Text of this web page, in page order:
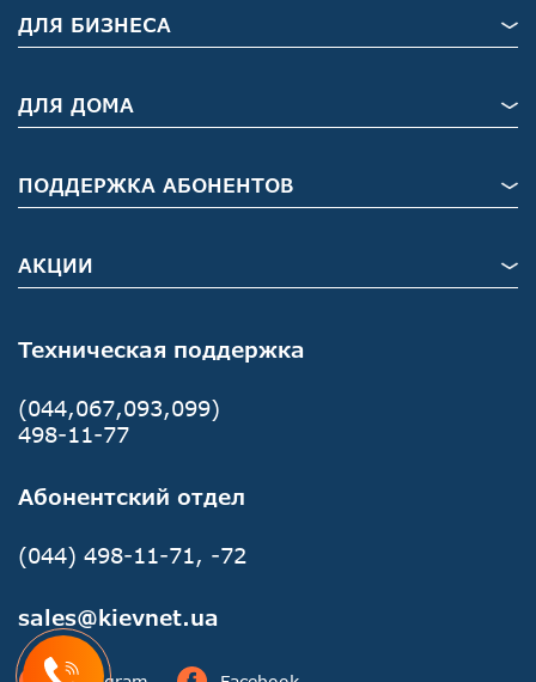
Техническая поддержка
(044,067,093,099)
498-11-77
Абонентский отдел
(044) 498-11-71, -72
sales@kievnet.ua
ДЛЯ БИЗНЕСА
ДЛЯ ДОМА
ПОДДЕРЖКА АБОНЕНТОВ
АКЦИИ